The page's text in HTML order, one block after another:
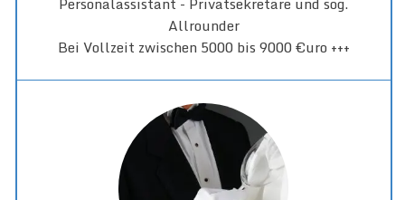
Allrounder
Bei Vollzeit zwischen 5000 bis 9000 €uro +++